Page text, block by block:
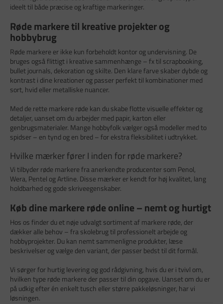
ideelt til både præcise og kraftige markeringer.
Røde markere til kreative projekter og
hobbybrug
Røde markere er ikke kun forbeholdt kontor og undervisning. De
bruges også flittigt i kreative sammenhænge – fx til scrapbooking,
bullet journals, dekoration og skilte. Den klare farve skaber dybde og
kontrast i dine kreationer og passer perfekt til kombinationer med
sort, hvid eller metalliske nuancer.
Med de rette markere røde kan du skabe flotte visuelle effekter og
detaljer, uanset om du arbejder med papir, karton eller
genbrugsmaterialer. Mange hobbyfolk vælger også modeller med to
spidser – en tynd og en bred – for ekstra fleksibilitet i udtrykket.
Hvilke mærker fører I inden for røde markere?
Vi tilbyder røde markere fra anerkendte producenter som Penol,
Wera, Pentel og Artline. Disse mærker er kendt for høj kvalitet, lang
holdbarhed og gode skriveegenskaber.
Køb dine markere røde online – nemt og hurtigt
Hos os finder du et nøje udvalgt sortiment af markere røde, der
dækker alle behov – fra skolebrug til professionelt arbejde og
hobbyprojekter. Du kan nemt sammenligne produkter, læse
beskrivelser og vælge den variant, der passer bedst til dit formål.
Vi sørger for hurtig levering og god rådgivning, hvis du er i tvivl om,
hvilken type røde markere der passer til din opgave. Uanset om du er
på udkig efter én enkelt tusch eller større pakkeløsninger, har vi
løsningen.